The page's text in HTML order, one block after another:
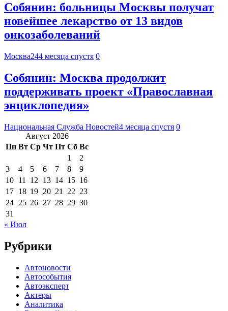
Собянин: больницы Москвы получат
новейшее лекарство от 13 видов
онкозаболеваний
Москва244 месяца спустя 0
Собянин: Москва продолжит
поддерживать проект «Православная
энциклопедия»
Национальная Служба Новостей4 месяца спустя 0
Август 2026
Пн Вт Ср Чт Пт Сб Вс
1
2
3
4 5 6 7 8
9
10 11 12 13 14 15 16
17 18 19 20 21 22 23
24 25 26 27 28 29 30
31
« Июл
Рубрики
Автоновости
Автособытия
Автоэксперт
Актеры
Аналитика